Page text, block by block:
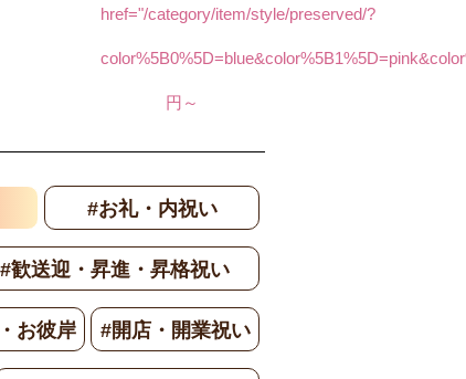
href="/category/item/style/preserved/?
円～
#お礼・内祝い
#歓送迎・昇進・昇格祝い
お彼岸 #開店・開業祝い